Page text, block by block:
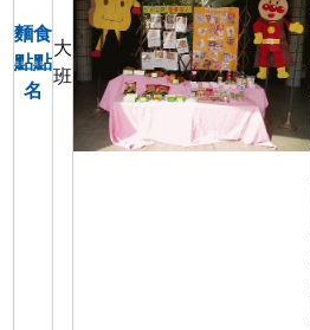
麵食
點點
名
大
班